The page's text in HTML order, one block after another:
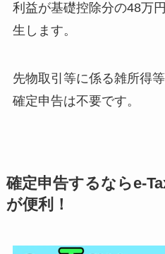
利益が基礎控除分の48万
生します。
先物取引等に係る雑所得
確定申告は不要です。
確定申告するならe-
が便利！